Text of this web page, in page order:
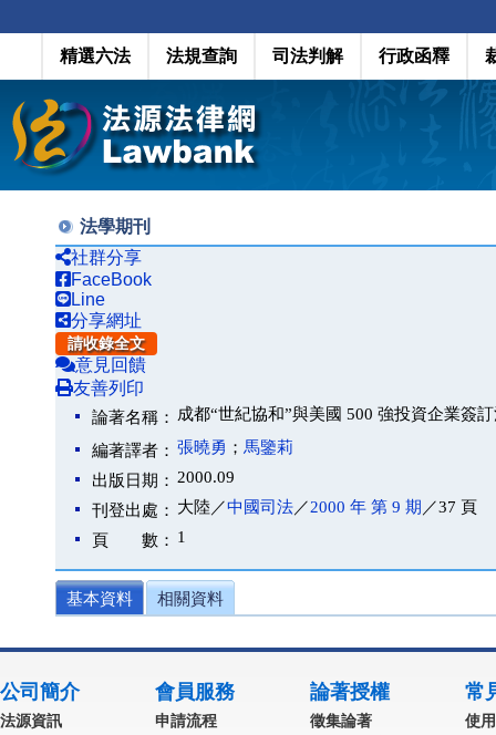
精選六法 法規查詢 司法判解 行政函釋
法學期刊
社群分享
FaceBook
Line
分享網址
請收錄全文
意見回饋
友善列印
論著名稱： 成都“世紀協和”與美國 500 強投資企業簽
編著譯者： 張曉勇 ； 馬鑒莉
出版日期： 2000.09
刊登出處： 大陸／中國司法／2000 年 第 9 期 ／37 頁
頁 數： 1
基本資料 相關資料
公司簡介
法源資訊
會員服務
申請流程
論著授權
徵集論著
常
使